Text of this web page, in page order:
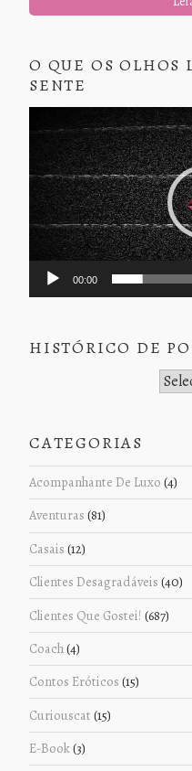
O QUE OS OLHOS
SENTE
de
vídeo
00:00
HISTÓRICO DE
CATEGORIAS
Acompanhante De Luxo (4)
Aventuras (81)
Casais (12)
Clientes Desagradáveis (40)
Clientes Que Gostei! (687)
Coach(4)
Contos Eróticos (15)
Curiouscat (15)
E-Book(3)